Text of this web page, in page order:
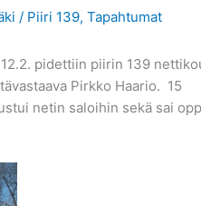
/ Piiri 139,Tapahtumat
pidettiin piirin 139
Pirkko Haario. 15
netin saloihin sekä sai